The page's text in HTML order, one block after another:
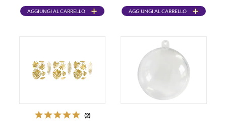
AGGIUNGI AL CARRELLO AGGIUNGI AL CARRELLO
(2)